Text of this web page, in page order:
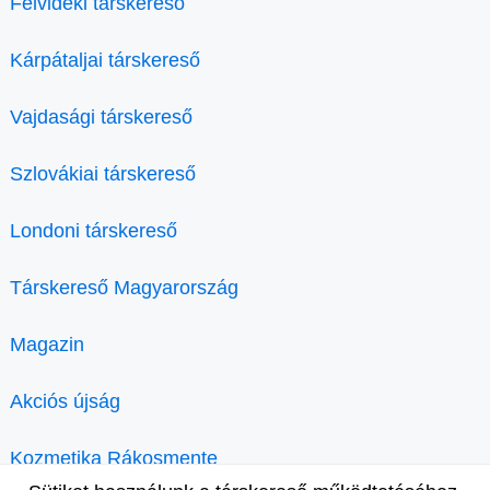
Kárpátaljai társkereső
Vajdasági társkereső
Szlovákiai társkereső
Londoni társkereső
Társkereső Magyarország
Magazin
Akciós újság
Kozmetika Rákosmente